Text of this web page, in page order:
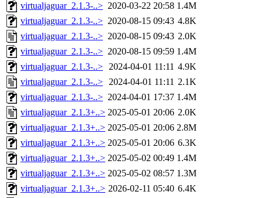
virtualjaguar_2.1.3-..> 2020-03-22 20:58 1.4M
virtualjaguar_2.1.3-..> 2020-08-15 09:43 4.8K
virtualjaguar_2.1.3-..> 2020-08-15 09:43 2.0K
virtualjaguar_2.1.3-..> 2020-08-15 09:59 1.4M
virtualjaguar_2.1.3-..> 2024-04-01 11:11 4.9K
virtualjaguar_2.1.3-..> 2024-04-01 11:11 2.1K
virtualjaguar_2.1.3-..> 2024-04-01 17:37 1.4M
virtualjaguar_2.1.3+..> 2025-05-01 20:06 2.0K
virtualjaguar_2.1.3+..> 2025-05-01 20:06 2.8M
virtualjaguar_2.1.3+..> 2025-05-01 20:06 6.3K
virtualjaguar_2.1.3+..> 2025-05-02 00:49 1.4M
virtualjaguar_2.1.3+..> 2025-05-02 08:57 1.3M
virtualjaguar_2.1.3+..> 2026-02-11 05:40 6.4K